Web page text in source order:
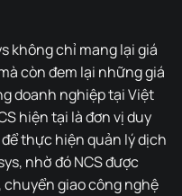
không chỉ mang lại giá
còn đem lại những giá
doanh nghiệp tại Việt
hiện tại là đơn vị duy
thực hiện quản lý dịch
nhờ đó NCS được
giao công nghệ